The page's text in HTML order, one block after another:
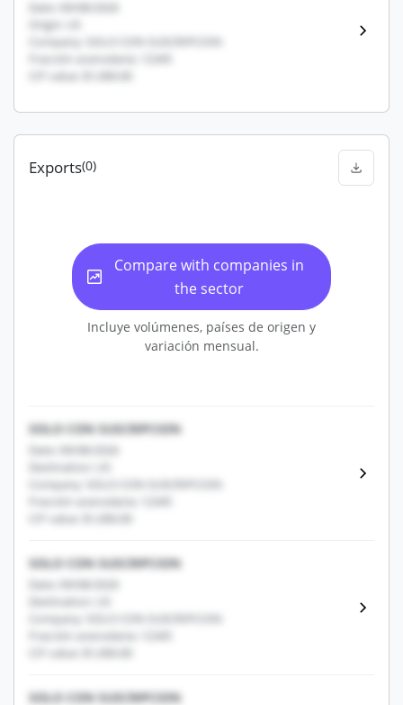
Date: 09/08/2026
Origin: US
Company: SOLO CON SUSCRIPCION
Fracción arancelaria: 12345
CIF value: $1,000.00
Exports(0)
Compare with companies in
the sector
Incluye volúmenes, países de origen y
variación mensual.
SOLO CON SUSCRIPCION
Date: 09/08/2026
Destination: US
Company: SOLO CON SUSCRIPCION
Fracción arancelaria: 12345
CIF value: $1,000.00
SOLO CON SUSCRIPCION
Date: 09/08/2026
Destination: US
Company: SOLO CON SUSCRIPCION
Fracción arancelaria: 12345
CIF value: $1,000.00
SOLO CON SUSCRIPCION